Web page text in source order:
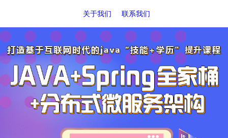
关于我们 联系我们